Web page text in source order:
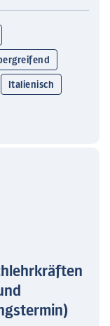
Italienisch